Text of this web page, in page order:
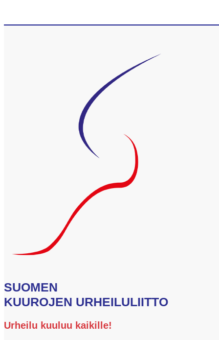
SUOMEN
KUUROJEN URHEILULIITTO
Urheilu kuuluu kaikille!